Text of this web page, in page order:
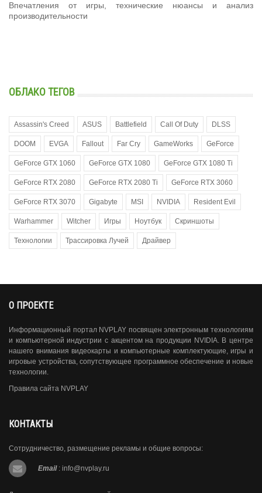
Впечатления от игры, технические нюансы и анализ
производительности
ОБЛАКО ТЕГОВ
Assassin's Creed ASUS Battlefield Call Of Duty DLSS
DOOM EVGA Fallout Far Cry GameWorks GeForce
GeForce GTX 1060 GeForce GTX 1080 GeForce GTX 1080 Ti
GeForce RTX 2080 GeForce RTX 2080 Ti GeForce RTX 3060
GeForce RTX 3070 Gigabyte MSI NVIDIA Resident Evil
Warhammer Witcher Игры Ноутбук Скриншоты
Технологии Трассировка Лучей Драйвер
О ПРОЕКТЕ
Информационный портал NVPLAY посвящен электронным технологиям
и компьютерной индустрии с акцентом на продукции NVIDIA. В центре
нашего внимания видеокарты и компьютерные комплектующие, игры и
игровые устройства, сопутствующее программное обеспечение и новые
технологии.
Правила сайта NVPLAY
КОНТАКТЫ
Сотрудничество, размещение рекламы и общие вопросы:
Email : info@nvplay.ru